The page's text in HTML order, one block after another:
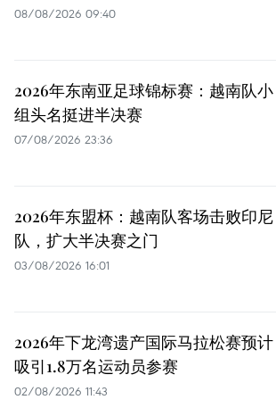
08/08/2026 09:40
2026年东南亚足球锦标赛：越南队小
组头名挺进半决赛
07/08/2026 23:36
2026年东盟杯：越南队客场击败印尼
队，扩大半决赛之门
03/08/2026 16:01
2026年下龙湾遗产国际马拉松赛预计
吸引1.8万名运动员参赛
02/08/2026 11:43